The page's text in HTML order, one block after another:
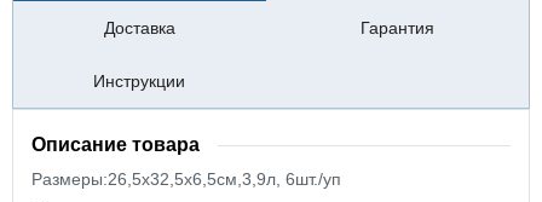
Доставка Гарантия
Инструкции
Описание товара
Размеры:26,5х32,5х6,5см,3,9л, 6шт./уп